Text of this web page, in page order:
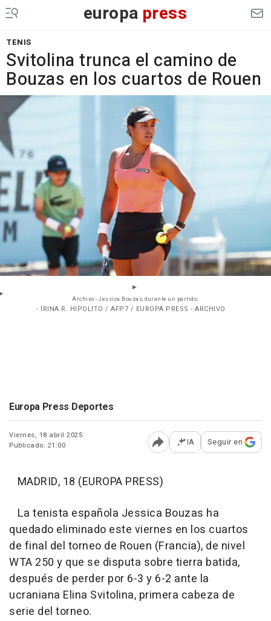
europa press
TENIS
Svitolina trunca el camino de
Bouzas en los cuartos de Rouen
Archivo - Jessica Bouzas, durante un partido.
- IRINA R. HIPOLITO / AFP7 / EUROPA PRESS - ARCHIVO
Europa Press Deportes
Viernes, 18 abril 2025
Publicado: 21:00
Abrir opciones para
IA Seguir en
MADRID, 18 (EUROPA PRESS)
La tenista española Jessica Bouzas ha
quedado eliminado este viernes en los cuartos
de final del torneo de Rouen (Francia), de nivel
WTA 250 y que se disputa sobre tierra batida,
después de perder por 6-3 y 6-2 ante la
ucraniana Elina Svitolina, primera cabeza de
serie del torneo.